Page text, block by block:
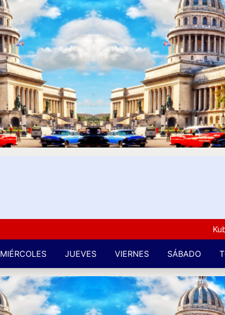
Kuba
MIÉRCOLES JUEVES VIERNES SÁBADO